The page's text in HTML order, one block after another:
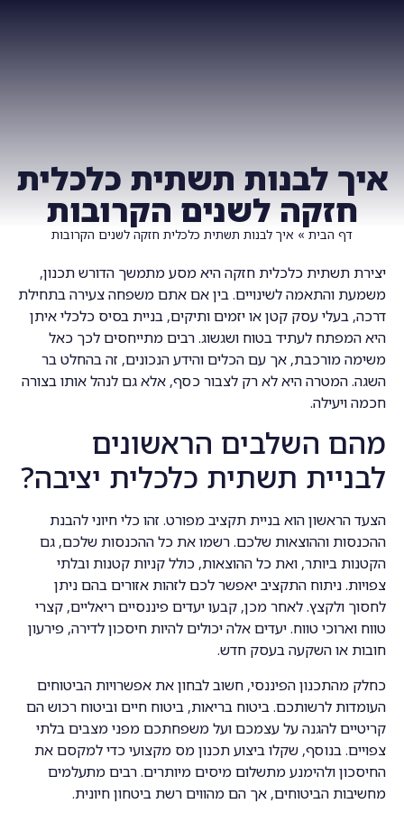
איך לבנות תשתית כלכלית
חזקה לשנים הקרובות
דף הבית » איך לבנות תשתית כלכלית חזקה לשנים הקרובות
יצירת תשתית כלכלית חזקה היא מסע מתמשך הדורש תכנון,
משמעת והתאמה לשינויים. בין אם אתם משפחה צעירה בתחילת
דרכה, בעלי עסק קטן או יזמים ותיקים, בניית בסיס כלכלי איתן
היא המפתח לעתיד בטוח ושגשוג. רבים מתייחסים לכך כאל
משימה מורכבת, אך עם הכלים והידע הנכונים, זה בהחלט בר
השגה. המטרה היא לא רק לצבור כסף, אלא גם לנהל אותו בצורה
חכמה ויעילה.
מהם השלבים הראשונים
לבניית תשתית כלכלית יציבה?
הצעד הראשון הוא בניית תקציב מפורט. זהו כלי חיוני להבנת
ההכנסות וההוצאות שלכם. רשמו את כל ההכנסות שלכם, גם
הקטנות ביותר, ואת כל ההוצאות, כולל קניות קטנות ובלתי
צפויות. ניתוח התקציב יאפשר לכם לזהות אזורים בהם ניתן
לחסוך ולקצץ. לאחר מכן, קבעו יעדים פיננסיים ריאליים, קצרי
טווח וארוכי טווח. יעדים אלה יכולים להיות חיסכון לדירה, פירעון
חובות או השקעה בעסק חדש.
כחלק מהתכנון הפיננסי, חשוב לבחון את אפשרויות הביטוחים
העומדות לרשותכם. ביטוח בריאות, ביטוח חיים וביטוח רכוש הם
קריטיים להגנה על עצמכם ועל משפחתכם מפני מצבים בלתי
צפויים. בנוסף, שקלו ביצוע תכנון מס מקצועי כדי למקסם את
החיסכון ולהימנע מתשלום מיסים מיותרים. רבים מתעלמים
מחשיבות הביטוחים, אך הם מהווים רשת ביטחון חיונית.